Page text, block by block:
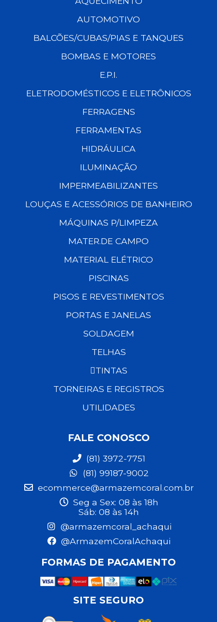
AUTOMOTIVO
BALCÕES/CUBAS/PIAS E TANQUES
BOMBAS E MOTORES
E.P.I.
ELETRODOMÉSTICOS E ELETRÔNICOS
FERRAGENS
FERRAMENTAS
HIDRÁULICA
ILUMINAÇÃO
IMPERMEABILIZANTES
LOUÇAS E ACESSÓRIOS DE BANHEIRO
MÁQUINAS P/LIMPEZA
MATER.DE CAMPO
MATERIAL ELÉTRICO
PISCINAS
PISOS E REVESTIMENTOS
PORTAS E JANELAS
SOLDAGEM
TELHAS
TINTAS
TORNEIRAS E REGISTROS
UTILIDADES
FALE CONOSCO
(81) 3972-7751
(81) 99187-9002
ecommerce@armazemcoral.com.br
Seg a Sex: 08 às 18h
Sáb: 08 às 14h
@armazemcoral_achaqui
@ArmazemCoralAchaqui
FORMAS DE PAGAMENTO
SITE SEGURO